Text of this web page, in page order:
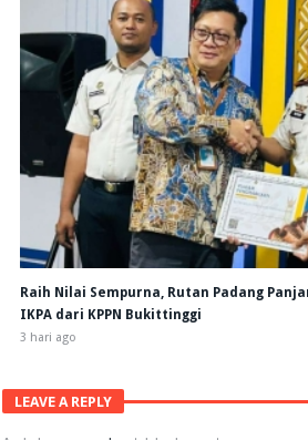
Raih Nilai Sempurna, Rutan Padang
IKPA dari KPPN Bukittinggi
3 hari ago
LEAVE A REPLY